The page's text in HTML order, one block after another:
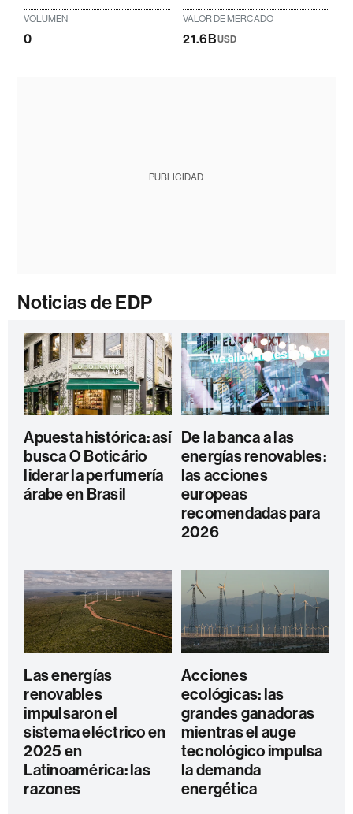
VOLUMEN
0
VALOR DE MERCADO
21.6BUSD
PUBLICIDAD
Noticias de EDP
Apuesta histórica: así
busca O Boticário
liderar la perfumería
árabe en Brasil
De la banca a las
energías renovables:
las acciones
europeas
recomendadas para
2026
Las energías
renovables
impulsaron el
sistema eléctrico en
2025 en
Latinoamérica: las
razones
Acciones
ecológicas: las
grandes ganadoras
mientras el auge
tecnológico impulsa
la demanda
energética